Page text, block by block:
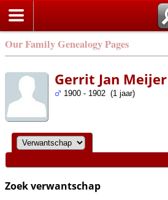
Our Family Genealogy Pages
Gerrit Jan Meijer
1900 - 1902 (1 jaar)
Zoek verwantschap